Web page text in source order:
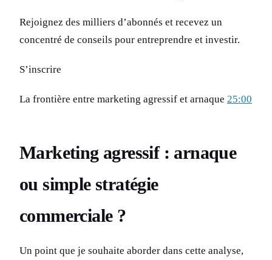
Rejoignez des milliers d’abonnés et recevez un
concentré de conseils pour entreprendre et investir.
S’inscrire
La frontière entre marketing agressif et arnaque 25:00
Marketing agressif : arnaque
ou simple stratégie
commerciale ?
Un point que je souhaite aborder dans cette analyse,